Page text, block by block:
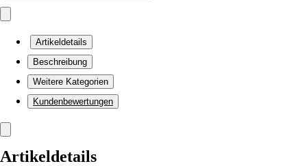
Artikeldetails
Beschreibung
Weitere Kategorien
Kundenbewertungen
Artikeldetails